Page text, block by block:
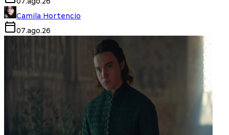
Camila Hortencio
07.ago.26